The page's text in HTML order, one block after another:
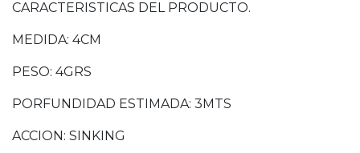
CARACTERISTICAS DEL PRODUCTO.
MEDIDA: 4CM
PESO: 4GRS
PORFUNDIDAD ESTIMADA: 3MTS
ACCION: SINKING